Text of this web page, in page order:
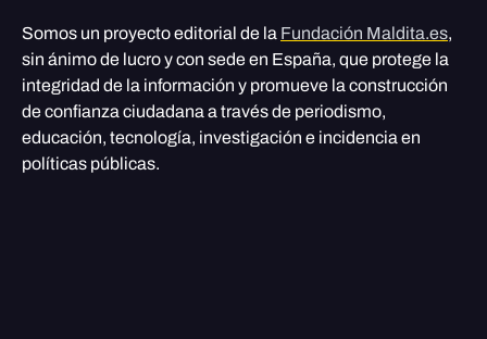
Somos un proyecto editorial de la Fundación Maldita.es,
sin ánimo de lucro y con sede en España, que protege la
integridad de la información y promueve la construcción
de confianza ciudadana a través de periodismo,
educación, tecnología, investigación e incidencia en
políticas públicas.